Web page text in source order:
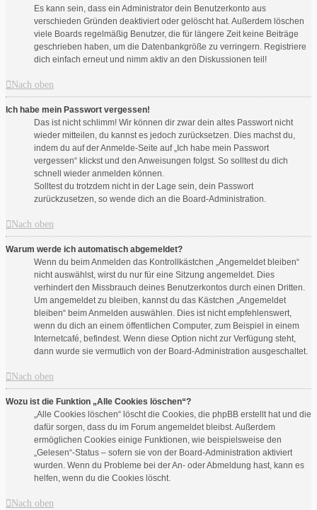
Es kann sein, dass ein Administrator dein Benutzerkonto aus
verschieden Gründen deaktiviert oder gelöscht hat. Außerdem löschen
viele Boards regelmäßig Benutzer, die für längere Zeit keine Beiträge
geschrieben haben, um die Datenbankgröße zu verringern. Registriere
dich einfach erneut und nimm aktiv an den Diskussionen teil!
Nach oben
Ich habe mein Passwort vergessen!
Das ist nicht schlimm! Wir können dir zwar dein altes Passwort nicht
wieder mitteilen, du kannst es jedoch zurücksetzen. Dies machst du,
indem du auf der Anmelde-Seite auf „Ich habe mein Passwort
vergessen“ klickst und den Anweisungen folgst. So solltest du dich
schnell wieder anmelden können.
Solltest du trotzdem nicht in der Lage sein, dein Passwort
zurückzusetzen, so wende dich an die Board-Administration.
Nach oben
Warum werde ich automatisch abgemeldet?
Wenn du beim Anmelden das Kontrollkästchen „Angemeldet bleiben“
nicht auswählst, wirst du nur für eine Sitzung angemeldet. Dies
verhindert den Missbrauch deines Benutzerkontos durch einen Dritten.
Um angemeldet zu bleiben, kannst du das Kästchen „Angemeldet
bleiben“ beim Anmelden auswählen. Dies ist nicht empfehlenswert,
wenn du dich an einem öffentlichen Computer, zum Beispiel in einem
Internetcafé, befindest. Wenn diese Option nicht zur Verfügung steht,
dann wurde sie vermutlich von der Board-Administration ausgeschaltet.
Nach oben
Wozu ist die Funktion „Alle Cookies löschen“?
„Alle Cookies löschen“ löscht die Cookies, die phpBB erstellt hat und die
dafür sorgen, dass du im Forum angemeldet bleibst. Außerdem
ermöglichen Cookies einige Funktionen, wie beispielsweise den
„Gelesen“-Status – sofern sie von der Board-Administration aktiviert
wurden. Wenn du Probleme bei der An- oder Abmeldung hast, kann es
helfen, wenn du die Cookies löscht.
Nach oben